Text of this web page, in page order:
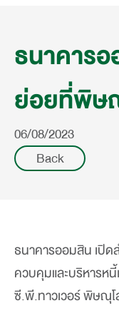
ซี.พี.ทาวเวอ
ซี.พี.ทาวเวอ
ซี.พี.ทาวเวอร์
ซี.พี.ทาวเวอร์
ธนาคาร
ย่อยที่พิษ
06/08/2023
Back
ธนาคารออมสิน เปิ
ควบคุมและบริหารห
ซี.พี.ทาวเวอร์ พิษณุ